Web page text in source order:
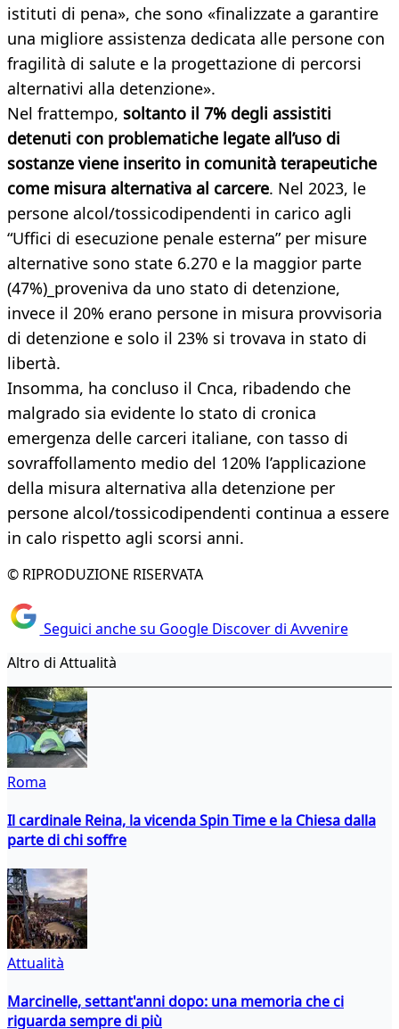
istituti di pena», che sono «finalizzate a garantire
una migliore assistenza dedicata alle persone con
fragilità di salute e la progettazione di percorsi
alternativi alla detenzione».
Nel frattempo, soltanto il 7% degli assistiti
detenuti con problematiche legate all’uso di
sostanze viene inserito in comunità terapeutiche
come misura alternativa al carcere. Nel 2023, le
persone alcol/tossicodipendenti in carico agli
“Uffici di esecuzione penale esterna” per misure
alternative sono state 6.270 e la maggior parte
(47%)_proveniva da uno stato di detenzione,
invece il 20% erano persone in misura provvisoria
di detenzione e solo il 23% si trovava in stato di
libertà.
Insomma, ha concluso il Cnca, ribadendo che
malgrado sia evidente lo stato di cronica
emergenza delle carceri italiane, con tasso di
sovraffollamento medio del 120% l’applicazione
della misura alternativa alla detenzione per
persone alcol/tossicodipendenti continua a essere
in calo rispetto agli scorsi anni.
© RIPRODUZIONE RISERVATA
Seguici anche su Google Discover di Avvenire
Altro di Attualità
Roma
Il cardinale Reina, la vicenda Spin Time e la Chiesa dalla
parte di chi soffre
Attualità
Marcinelle, settant'anni dopo: una memoria che ci
riguarda sempre di più